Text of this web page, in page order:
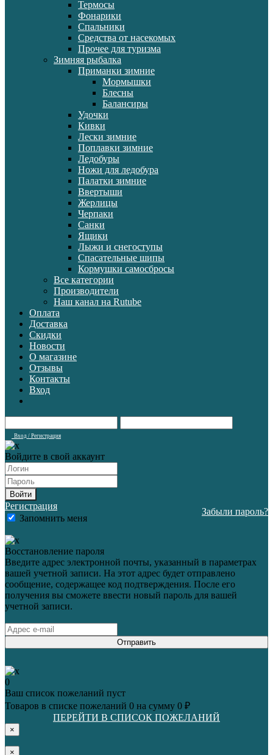
Термосы
Фонарики
Спальники
Средства от насекомых
Прочее для туризма
Зимняя рыбалка
Приманки зимние
Мормышки
Блесны
Балансиры
Удочки
Кивки
Лески зимние
Поплавки зимние
Ледобуры
Ножи для ледобура
Палатки зимние
Ввертыши
Жерлицы
Черпаки
Санки
Ящики
Лыжи и снегоступы
Спасательные шипы
Кормушки самосбросы
Все категории
Производители
Наш канал на Rutube
Оплата
Доставка
Скидки
Новости
О магазине
Отзывы
Контакты
Вход
Вход / Регистрация
Войдите в свой аккаунт
Войти
Регистрация
Запомнить меня
Забыли пароль?
Восстановление пароля
Введите адрес электронной почты, указанный в параметрах
вашей учетной записи. На этот адрес будет отправлено
сообщение, содержащее код подтверждения. После его
получения вы сможете ввести новый пароль для вашей
учетной записи.
Отправить
0
Ваш список пожеланий пуст
Товаров в списке пожеланий 0 на сумму 0 ₽
ПЕРЕЙТИ В СПИСОК ПОЖЕЛАНИЙ
×
×